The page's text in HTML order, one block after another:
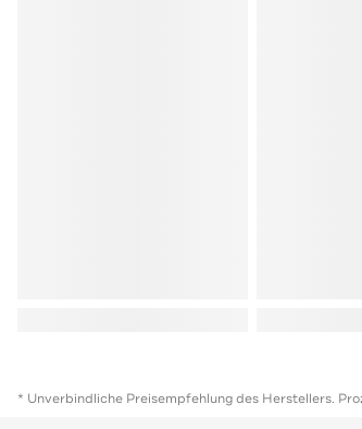
* Unverbindliche Preisempfehlung des Herstellers.